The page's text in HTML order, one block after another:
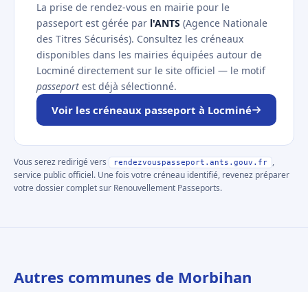
La prise de rendez-vous en mairie pour le
passeport est gérée par l'ANTS (Agence Nationale
des Titres Sécurisés). Consultez les créneaux
disponibles dans les mairies équipées autour de
Locminé directement sur le site officiel — le motif
passeport est déjà sélectionné.
Voir les créneaux passeport à Locminé
Vous serez redirigé vers rendezvouspasseport.ants.gouv.fr
,
service public officiel. Une fois votre créneau identifié, revenez préparer
votre dossier complet sur Renouvellement Passeports.
Autres communes de Morbihan